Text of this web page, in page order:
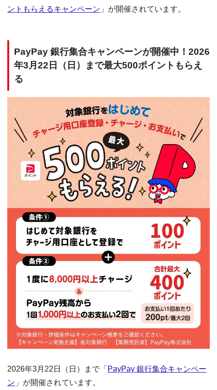
ントもらえるキャンペーン 」が開催されています。
PayPay 銀行集合キャンペーンが開催中！2026
年3月22日（日）まで最大500ポイントもらえ
る
2026年3月22日（日）まで「 PayPay 銀行集合キャンペー
ン 」が開催されています。